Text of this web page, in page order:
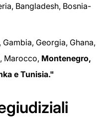
Bangladesh, Bosnia-
Georgia, Ghana,
Marocco, Montenegro,
e Tunisia."